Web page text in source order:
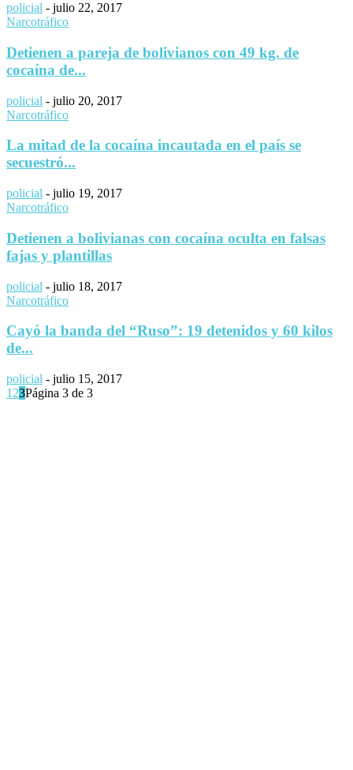
policial - julio 22, 2017
Narcotráfico
Detienen a pareja de bolivianos con 49 kg. de
cocaína de...
policial - julio 20, 2017
Narcotráfico
La mitad de la cocaína incautada en el país se
secuestró...
policial - julio 19, 2017
Narcotráfico
Detienen a bolivianas con cocaína oculta en falsas
fajas y plantillas
policial - julio 18, 2017
Narcotráfico
Cayó la banda del “Ruso”: 19 detenidos y 60 kilos
de...
policial - julio 15, 2017
1 23Página 3 de 3